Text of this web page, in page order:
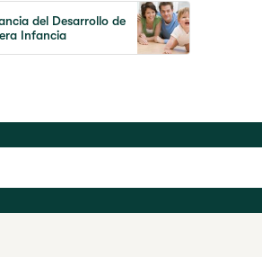
del Desarrollo de
Infancia